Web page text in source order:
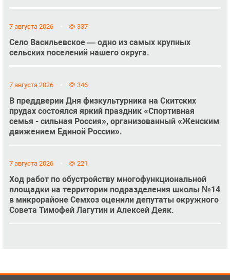
7 августа 2026 337
Село Васильевское — одно из самых крупных
сельских поселений нашего округа.
7 августа 2026 346
В преддверии Дня физкультурника на Скитских
прудах состоялся яркий праздник «Спортивная
семья - сильная Россия», организованный «Женским
движением Единой России».
7 августа 2026 221
Ход работ по обустройству многофункциональной
площадки на территории подразделения школы №14
в микрорайоне Семхоз оценили депутаты окружного
Совета Тимофей Лагутин и Алексей Деяк.